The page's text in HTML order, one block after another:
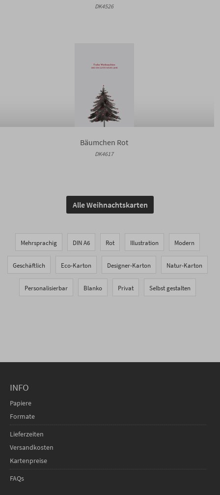
DK4526
Bäumchen Rot
DK4617
Alle Weihnachtskarten
Mehrsprachig DIN A6 Rot Illustration Modern
Geschäftlich Eco-Karton Designer-Karton Natur-Karton
Personalisierbar Blanko Privat Selbst gestalten
INFO
Papiere
Formate
Lieferzeiten
Versandkosten
Kartenpreise
FAQs